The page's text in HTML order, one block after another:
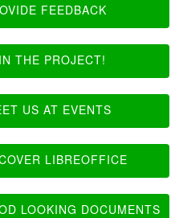
FEEDBACK
THE PROJECT!
US AT EVENTS
LIBREOFFICE
LOOKING DOCUMENTS